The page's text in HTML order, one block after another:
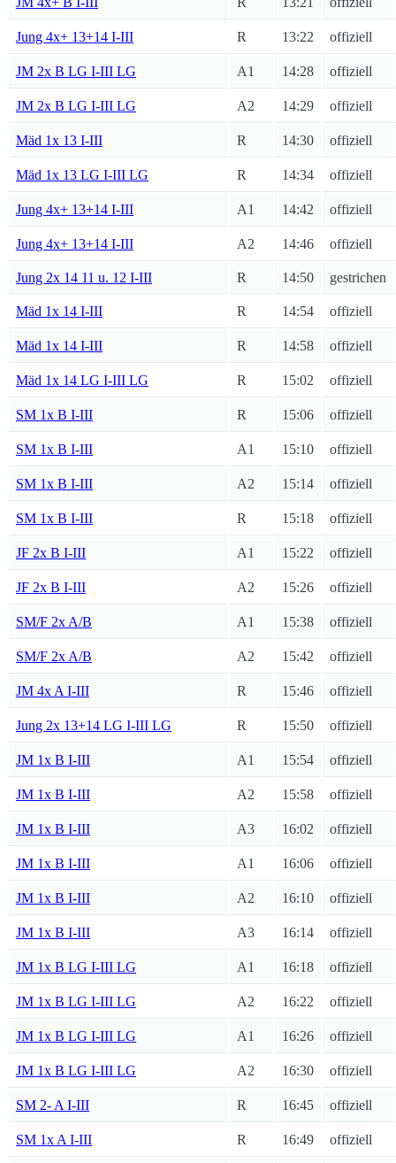
Jung 4x+ 13+14 I-III R 13:22 offiziell
JM 2x B LG I-III LG A1 14:28 offiziell
JM 2x B LG I-III LG A2 14:29 offiziell
Mäd 1x 13 I-III R 14:30 offiziell
Mäd 1x 13 LG I-III LG R 14:34 offiziell
Jung 4x+ 13+14 I-III A1 14:42 offiziell
Jung 4x+ 13+14 I-III A2 14:46 offiziell
Jung 2x 14 11 u. 12 I-III R 14:50 gestrichen
Mäd 1x 14 I-III R 14:54 offiziell
Mäd 1x 14 I-III R 14:58 offiziell
Mäd 1x 14 LG I-III LG R 15:02 offiziell
SM 1x B I-III R 15:06 offiziell
SM 1x B I-III A1 15:10 offiziell
SM 1x B I-III A2 15:14 offiziell
SM 1x B I-III R 15:18 offiziell
JF 2x B I-III A1 15:22 offiziell
JF 2x B I-III A2 15:26 offiziell
SM/F 2x A/B A1 15:38 offiziell
SM/F 2x A/B A2 15:42 offiziell
JM 4x A I-III R 15:46 offiziell
Jung 2x 13+14 LG I-III LG R 15:50 offiziell
JM 1x B I-III A1 15:54 offiziell
JM 1x B I-III A2 15:58 offiziell
JM 1x B I-III A3 16:02 offiziell
JM 1x B I-III A1 16:06 offiziell
JM 1x B I-III A2 16:10 offiziell
JM 1x B I-III A3 16:14 offiziell
JM 1x B LG I-III LG A1 16:18 offiziell
JM 1x B LG I-III LG A2 16:22 offiziell
JM 1x B LG I-III LG A1 16:26 offiziell
JM 1x B LG I-III LG A2 16:30 offiziell
SM 2- A I-III R 16:45 offiziell
SM 1x A I-III R 16:49 offiziell